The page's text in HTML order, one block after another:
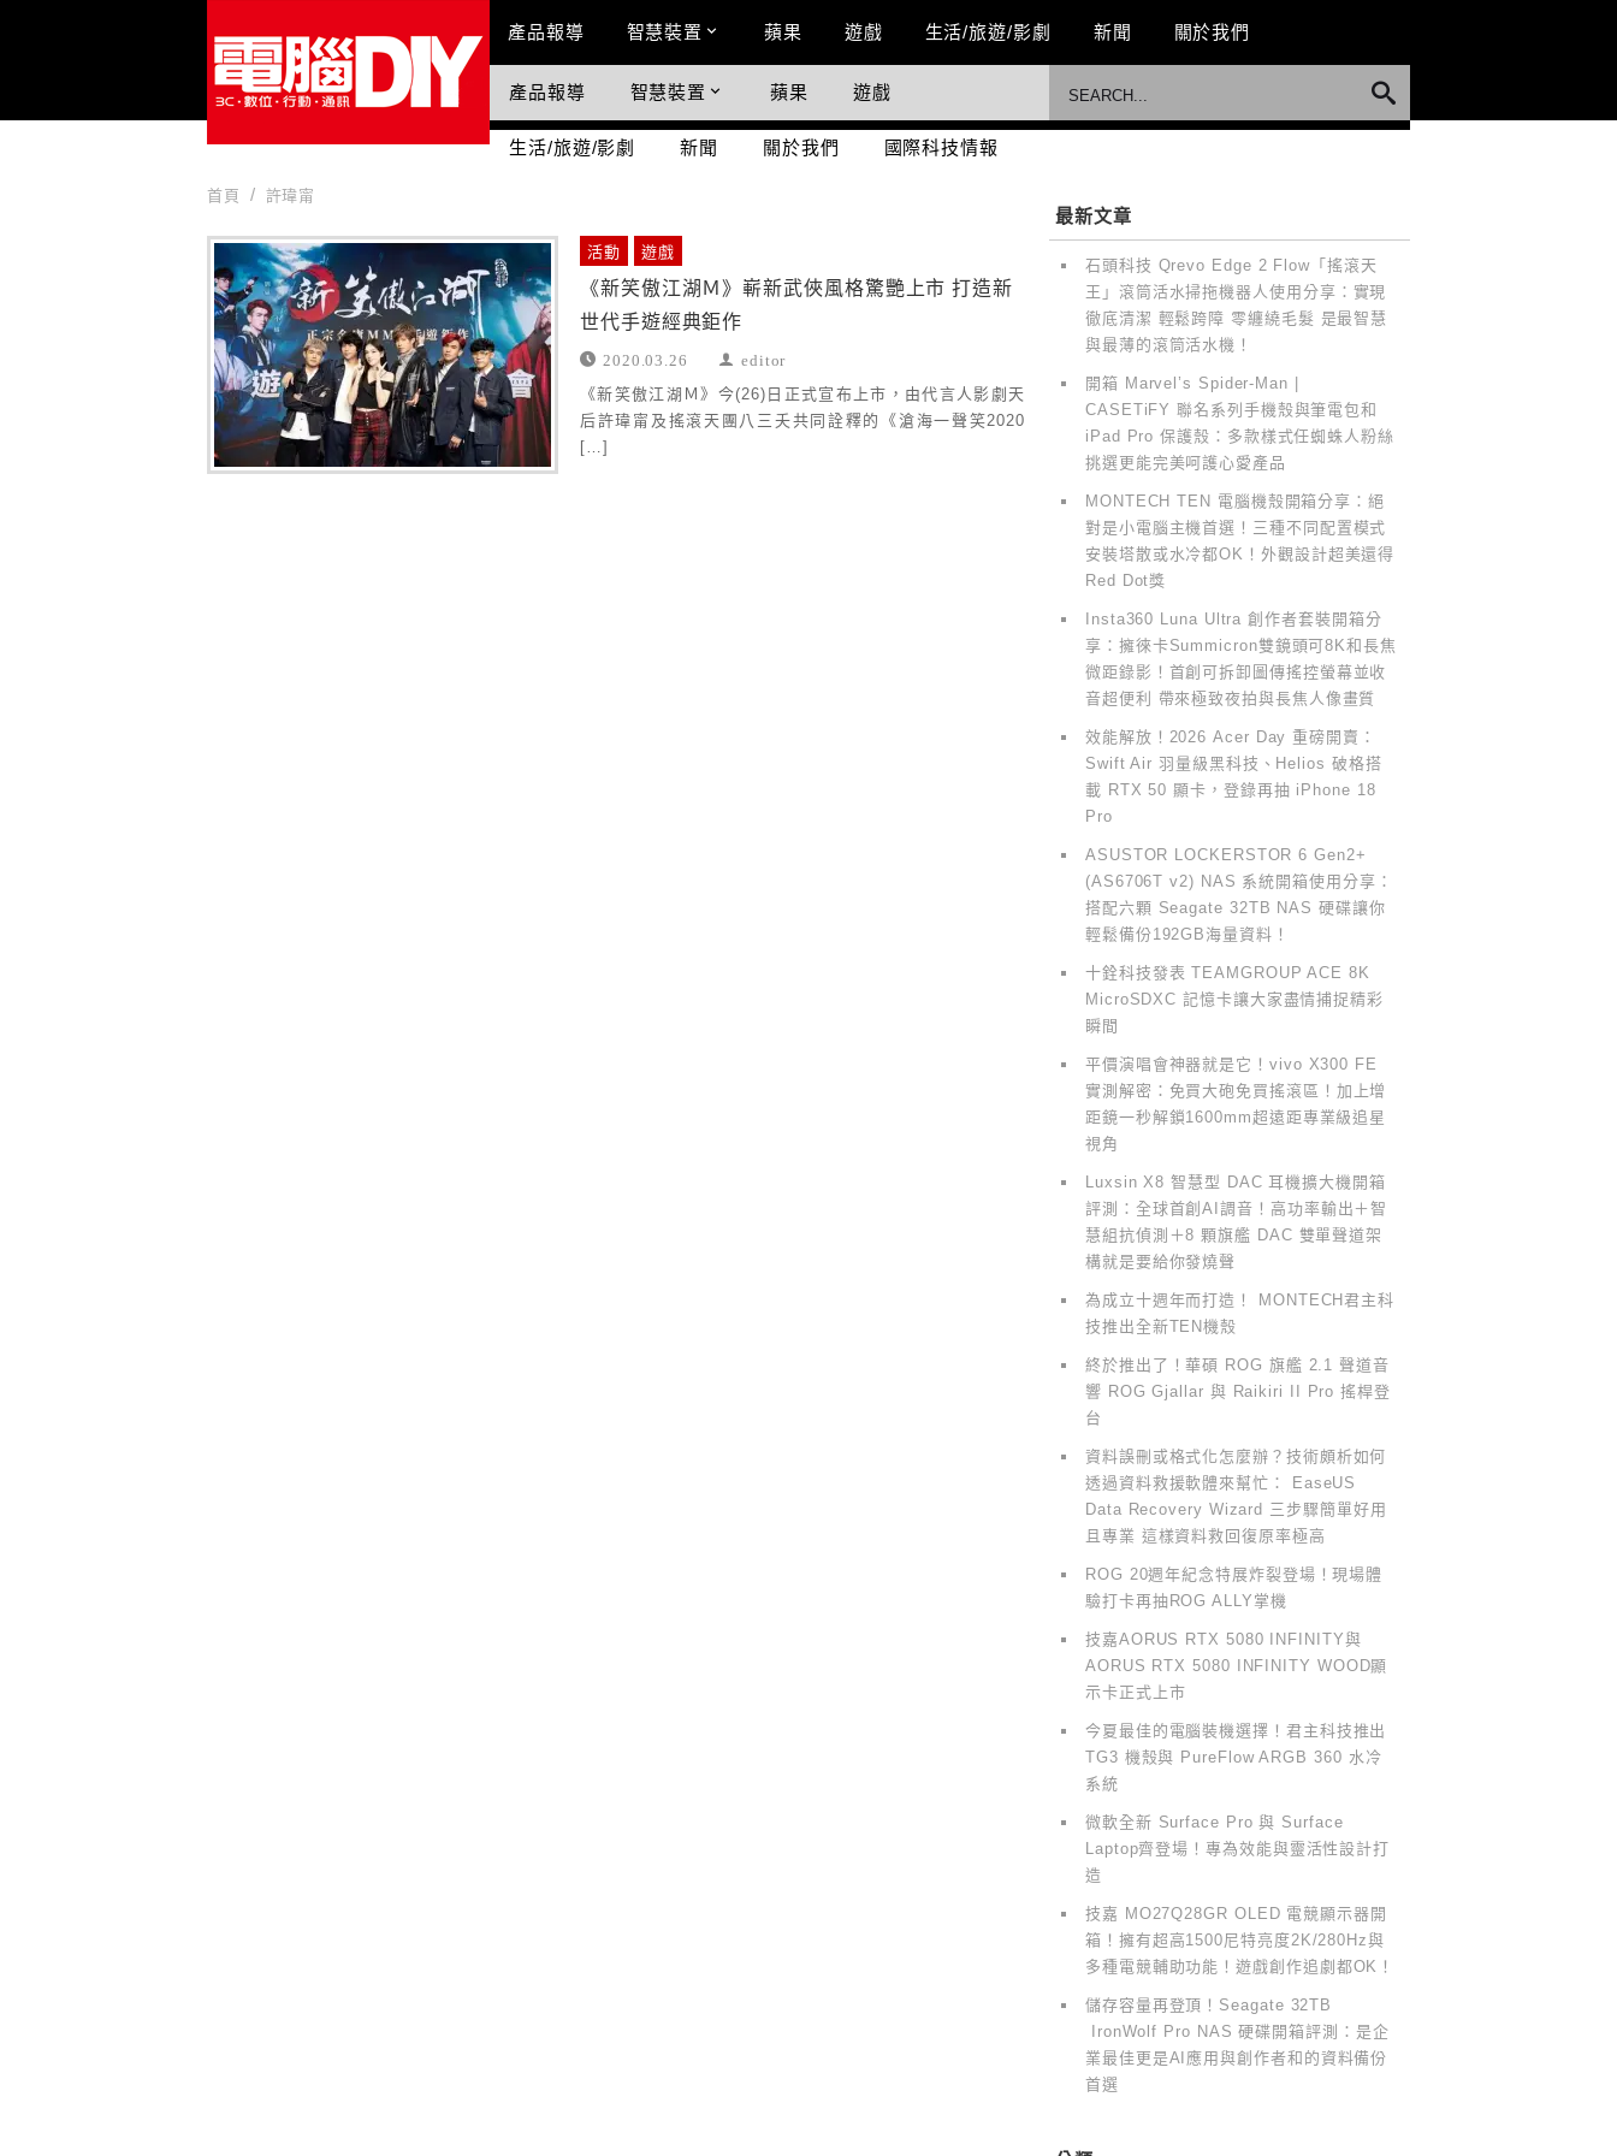
Main Menu
產品報導 智慧裝置 蘋果 遊戲 生活/旅遊/影劇 新聞 關於我們
國際科技情報
產品報導 智慧裝置 蘋果 遊戲
生活/旅遊/影劇 新聞 關於我們 國際科技情報
首頁 許瑋甯
許瑋甯 活動 遊戲
《新笑傲江湖Ｍ》嶄新武俠風格驚艷上市 打造新
世代手遊經典鉅作
2020.03.26 editor
《新笑傲江湖Ｍ》今(26)日正式宣布上市，由代言人影劇天
后許瑋甯及搖滾天團八三夭共同詮釋的《滄海一聲笑2020
[…]
最新文章
石頭科技 Qrevo Edge 2 Flow「搖滾天
王」滾筒活水掃拖機器人使用分享：實現
徹底清潔 輕鬆跨障 零纏繞毛髮 是最智慧
與最薄的滾筒活水機！
開箱 Marvel’s Spider-Man |
CASETiFY 聯名系列手機殼與筆電包和
iPad Pro 保護殼：多款樣式任蜘蛛人粉絲
挑選更能完美呵護心愛產品
MONTECH TEN 電腦機殼開箱分享：絕
對是小電腦主機首選！三種不同配置模式
安裝塔散或水冷都OK！外觀設計超美還得
Red Dot獎
Insta360 Luna Ultra 創作者套裝開箱分
享：擁徠卡Summicron雙鏡頭可8K和長焦
微距錄影！首創可拆卸圖傳搖控螢幕並收
音超便利 帶來極致夜拍與長焦人像畫質
效能解放！2026 Acer Day 重磅開賣：
Swift Air 羽量級黑科技、Helios 破格搭
載 RTX 50 顯卡，登錄再抽 iPhone 18
Pro
ASUSTOR LOCKERSTOR 6 Gen2+
(AS6706T v2) NAS 系統開箱使用分享：
搭配六顆 Seagate 32TB NAS 硬碟讓你
輕鬆備份192GB海量資料！
十銓科技發表 TEAMGROUP ACE 8K
MicroSDXC 記憶卡讓大家盡情捕捉精彩
瞬間
平價演唱會神器就是它！vivo X300 FE
實測解密：免買大砲免買搖滾區！加上增
距鏡一秒解鎖1600mm超遠距專業級追星
視角
Luxsin X8 智慧型 DAC 耳機擴大機開箱
評測：全球首創AI調音！高功率輸出＋智
慧組抗偵測＋8 顆旗艦 DAC 雙單聲道架
構就是要給你發燒聲
為成立十週年而打造！ MONTECH君主科
技推出全新TEN機殼
終於推出了！華碩 ROG 旗艦 2.1 聲道音
響 ROG Gjallar 與 Raikiri II Pro 搖桿登
台
資料誤刪或格式化怎麼辦？技術頗析如何
透過資料救援軟體來幫忙： EaseUS
Data Recovery Wizard 三步驟簡單好用
且專業 這樣資料救回復原率極高
ROG 20週年紀念特展炸裂登場！現場體
驗打卡再抽ROG ALLY掌機
技嘉AORUS RTX 5080 INFINITY與
AORUS RTX 5080 INFINITY WOOD顯
示卡正式上市
今夏最佳的電腦裝機選擇！君主科技推出
TG3 機殼與 PureFlow ARGB 360 水冷
系統
微軟全新 Surface Pro 與 Surface
Laptop齊登場！專為效能與靈活性設計打
造
技嘉 MO27Q28GR OLED 電競顯示器開
箱！擁有超高1500尼特亮度2K/280Hz與
多種電競輔助功能！遊戲創作追劇都OK！
儲存容量再登頂！Seagate 32TB
IronWolf Pro NAS 硬碟開箱評測：是企
業最佳更是AI應用與創作者和的資料備份
首選